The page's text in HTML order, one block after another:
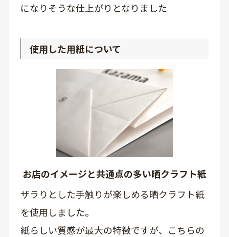
になりそうな仕上がりとなりました
使用した用紙について
お店のイメージと共通点の多い晒クラフト紙
ザラりとした手触りが楽しめる晒クラフト紙
を使用しました。
紙らしい質感が最大の特徴ですが、こちらの